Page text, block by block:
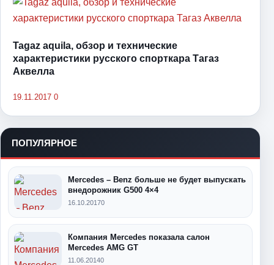
Tagaz aquila, обзор и технические
характеристики русского спорткара Тагаз
Аквелла
19.11.2017 0
ПОПУЛЯРНОЕ
Mercedes – Benz больше не будет выпускать
внедорожник G500 4×4
16.10.20170
Компания Mercedes показала салон
Mercedes AMG GT
11.06.20140